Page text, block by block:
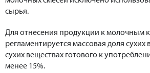
сырья.
Для отнесения продукции к молочным
регламентируется массовая доля
сухих веществах готового к
менее 15%.